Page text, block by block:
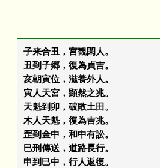
子来合丑，宮観閑人。
丑到子郷，復為貞吉。
亥朝寅位，滋養外人。
寅人天宮，顕然之兆。
天魁到卯，破敗土田。
木人天魁，復為吉兆。
罡到金中，和中有訟。
巳刑傳送，道路長行。
申到巳中，行人返復。